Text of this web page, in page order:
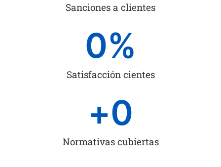
Sanciones a clientes
Satisfacción cientes
0%
Normativas cubiertas
+0